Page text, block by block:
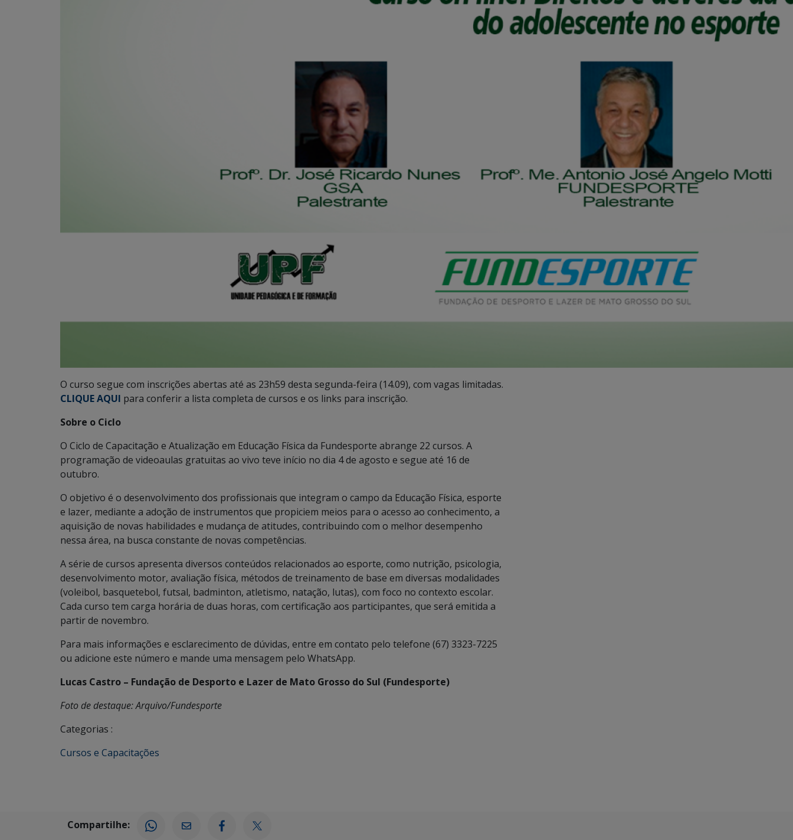
O curso segue com inscrições abertas até as 23h59 desta segunda-feira (14.09), com vagas limitadas.
CLIQUE AQUI para conferir a lista completa de cursos e os links para inscrição.
Sobre o Ciclo
O Ciclo de Capacitação e Atualização em Educação Física da Fundesporte abrange 22 cursos. A
programação de videoaulas gratuitas ao vivo teve início no dia 4 de agosto e segue até 16 de
outubro.
O objetivo é o desenvolvimento dos profissionais que integram o campo da Educação Física, esporte
e lazer, mediante a adoção de instrumentos que propiciem meios para o acesso ao conhecimento, a
aquisição de novas habilidades e mudança de atitudes, contribuindo com o melhor desempenho
nessa área, na busca constante de novas competências.
A série de cursos apresenta diversos conteúdos relacionados ao esporte, como nutrição, psicologia,
desenvolvimento motor, avaliação física, métodos de treinamento de base em diversas modalidades
(voleibol, basquetebol, futsal, badminton, atletismo, natação, lutas), com foco no contexto escolar.
Cada curso tem carga horária de duas horas, com certificação aos participantes, que será emitida a
partir de novembro.
Para mais informações e esclarecimento de dúvidas, entre em contato pelo telefone (67) 3323-7225
ou adicione este número e mande uma mensagem pelo WhatsApp.
Lucas Castro – Fundação de Desporto e Lazer de Mato Grosso do Sul (Fundesporte)
Foto de destaque: Arquivo/Fundesporte
Categorias :
Cursos e Capacitações
Compartilhe: